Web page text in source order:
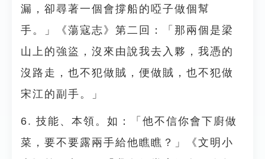
漏，卻尋著一個會撐船的啞子做個幫
手。」《蕩寇志》第二回：「那兩個是梁
山上的強盜，沒來由說我去入夥，我憑的
沒路走，也不犯做賊，便做賊，也不犯做
宋江的副手。」
6. 技能、本領。如：「他不信你會下廚做
菜，要不要露兩手給他瞧瞧？」《文明小